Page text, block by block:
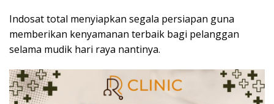
Indosat total menyiapkan segala persiapan guna
memberikan kenyamanan terbaik bagi pelanggan
selama mudik hari raya nantinya.